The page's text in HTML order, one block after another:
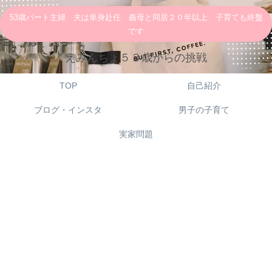
53歳パート主婦 夫は単身赴任 義母と同居２０年以上 子育ても終盤
です
えみんちょ５３歳からの挑戦
TOP 自己紹介
ブログ・インスタ 男子の子育て
実家問題